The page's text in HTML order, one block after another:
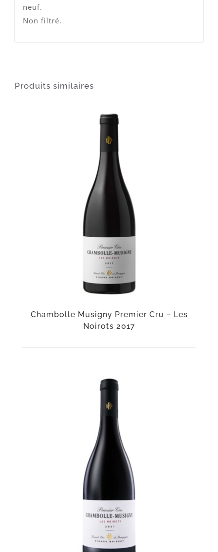
neuf.
Non filtré.
Produits similaires
Chambolle Musigny Premier Cru – Les
Noirots 2017